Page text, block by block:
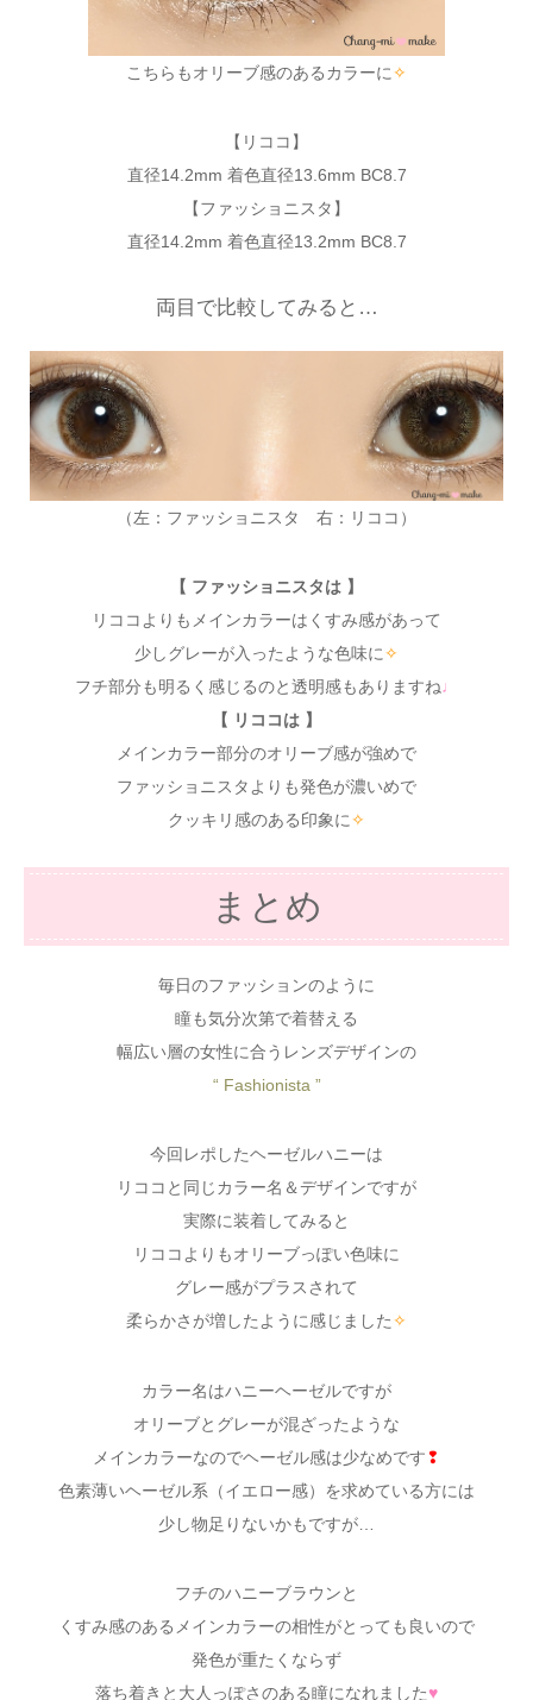
こちらもオリーブ感のあるカラーに✧
【リココ】
直径14.2mm 着色直径13.6mm BC8.7
【ファッショニスタ】
直径14.2mm 着色直径13.2mm BC8.7
両目で比較してみると…
（左：ファッショニスタ 右：リココ）
【 ファッショニスタは 】
リココよりもメインカラーはくすみ感があって
少しグレーが入ったような色味に✧
フチ部分も明るく感じるのと透明感もありますね♩
【 リココは 】
メインカラー部分のオリーブ感が強めで
ファッショニスタよりも発色が濃いめで
クッキリ感のある印象に✧
まとめ
毎日のファッションのように
瞳も気分次第で着替える
幅広い層の女性に合うレンズデザインの
“ Fashionista ”
今回レポしたヘーゼルハニーは
リココと同じカラー名＆デザインですが
実際に装着してみると
リココよりもオリーブっぽい色味に
グレー感がプラスされて
柔らかさが増したように感じました✧
カラー名はハニーヘーゼルですが
オリーブとグレーが混ざったような
メインカラーなのでヘーゼル感は少なめです❢
色素薄いヘーゼル系（イエロー感）を求めている方には
少し物足りないかもですが…
フチのハニーブラウンと
くすみ感のあるメインカラーの相性がとっても良いので
発色が重たくならず
落ち着きと大人っぽさのある瞳になれました♥